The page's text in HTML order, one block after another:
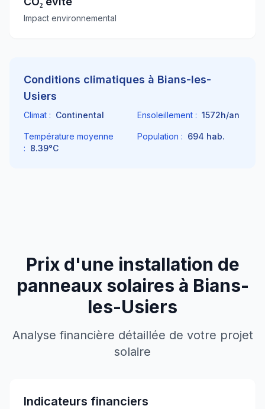
Impact environnemental
Conditions climatiques à Bians-les-
Usiers
Climat : Continental Ensoleillement : 1572h/an
Température moyenne
: 8.39°C
Population : 694 hab.
Prix d'une installation de
panneaux solaires à Bians-
les-Usiers
Analyse financière détaillée de votre projet
solaire
Indicateurs financiers